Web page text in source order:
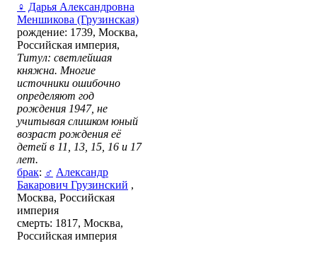
♀ Дарья Александровна
Меншикова (Грузинская)
рождение: 1739, Москва,
Российская империя,
Титул: светлейшая
княжна. Многие
источники ошибочно
определяют год
рождения 1947, не
учитывая слишком юный
возраст рождения её
детей в 11, 13, 15, 16 и 17
лет.
брак: ♂ Александр
Бакарович Грузинский ,
Москва, Российская
империя
смерть: 1817, Москва,
Российская империя